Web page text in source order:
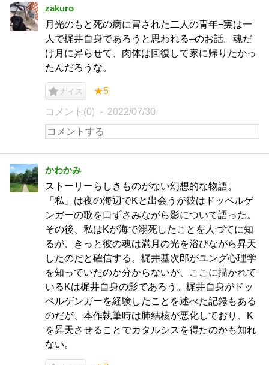
zakuro
月光のもと死の病に冒された二人の青年−実は一
人で梶井自身であろうと思われる–のお話。魂だ
け月に昇らせて、肉体は回復して家に帰りたかっ
たんだろうな。
ナイス ★5
コメント(0) 2022/07/30
かわかみ
ストーリーらしきものがない幻想的な物語。
「私」は夜の海辺でKと出会うが彼はドッペルゲ
ンガーの歌を口ずさみながら影について語った。
その後、私はKが海で溺死したことを人づてに知
るが、きっと彼の魂は満月の光を浴びながら昇天
したのだと確信する。梶井基次郎がユング心理学
を知っていたのか分からないが、ここに描かれて
いるKは梶井自身の影であろう。梶井自身がドッ
ペルゲンガーを経験したことを述べた記録もある
のだが、本作執筆時は肺結核が悪化しており、K
を昇天させることでカタルシスを得たのかも知れ
ない。